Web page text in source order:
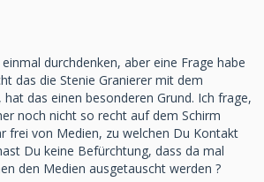
durchdenken, aber eine Frage habe
das die Stenie Granierer mit dem
das einen besonderen Grund. Ich frage,
noch nicht so recht auf dem Schirm
frei von Medien, zu welchen Du Kontakt
Du keine Befürchtung, dass da mal
den Medien ausgetauscht werden ?